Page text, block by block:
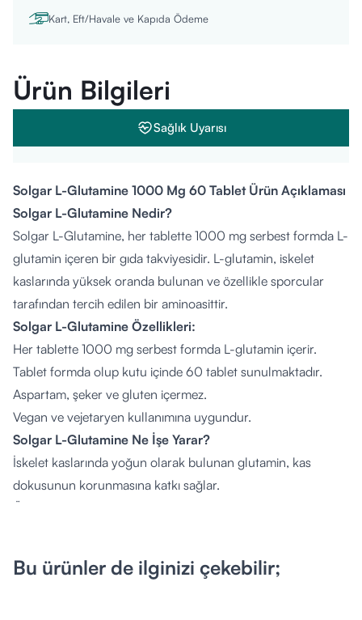
Kart, Eft/Havale ve Kapıda Ödeme
Ürün Bilgileri
Sağlık Uyarısı
Solgar L-Glutamine 1000 Mg 60 Tablet Ürün Açıklaması
Solgar L-Glutamine Nedir?
Solgar L-Glutamine, her tablette 1000 mg serbest formda L-
glutamin içeren bir gıda takviyesidir. L-glutamin, iskelet
kaslarında yüksek oranda bulunan ve özellikle sporcular
tarafından tercih edilen bir aminoasittir.
Solgar L-Glutamine Özellikleri:
Her tablette 1000 mg serbest formda L-glutamin içerir.
Tablet formda olup kutu içinde 60 tablet sunulmaktadır.
Aspartam, şeker ve gluten içermez.
Vegan ve vejetaryen kullanımına uygundur.
Solgar L-Glutamine Ne İşe Yarar?
İskelet kaslarında yoğun olarak bulunan glutamin, kas
dokusunun korunmasına katkı sağlar.
Özellikle yoğun egzersiz dönemlerinde toparlanma sürecini
Solgar L-Glutamine Nasıl Kullanılır?
Bu ürünler de ilginizi çekebilir;